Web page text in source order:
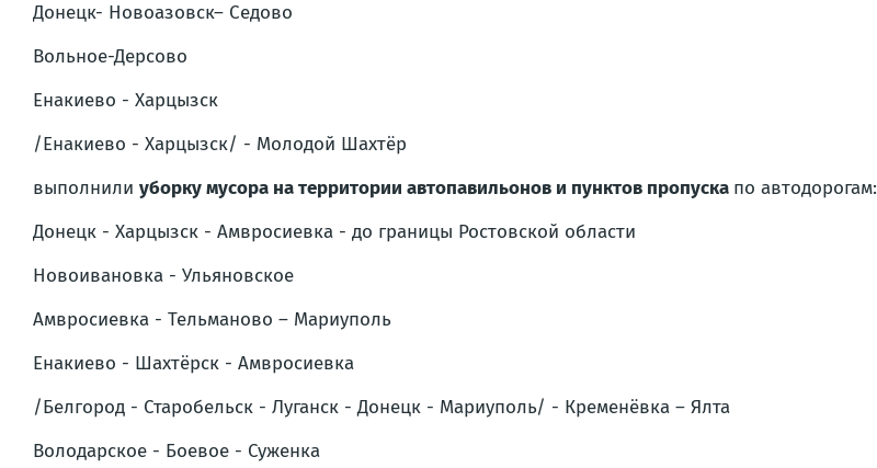
Донецк- Новоазовск– Седово
Вольное-Дерсово
Енакиево - Харцызск
/Енакиево - Харцызск/ - Молодой Шахтёр
выполнили уборку мусора на территории автопавильонов и пунктов пропуска по автодорогам:
Донецк - Харцызск - Амвросиевка - до границы Ростовской области
Новоивановка - Ульяновское
Амвросиевка - Тельманово – Мариуполь
Енакиево - Шахтёрск - Амвросиевка
/Белгород - Старобельск - Луганск - Донецк - Мариуполь/ - Кременёвка – Ялта
Володарское - Боевое - Суженка